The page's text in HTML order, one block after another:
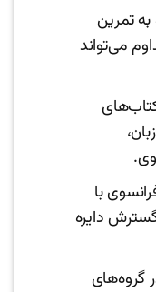
تمرین
دقیقه مداوم می‌تواند
با
دایره
گروه‌های